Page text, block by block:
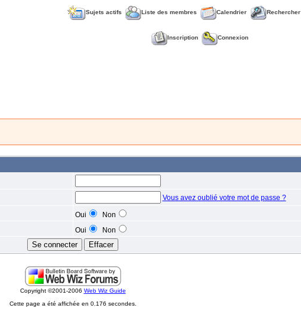
Sujets actifs Liste des membres Calendrier Rechercher
Inscription Connexion
Vous avez oublié votre mot de passe ?
Oui
Non
Oui Non
Copyright ©2001-2006 Web Wiz Guide
Cette page a été affichée en 0.176 secondes.